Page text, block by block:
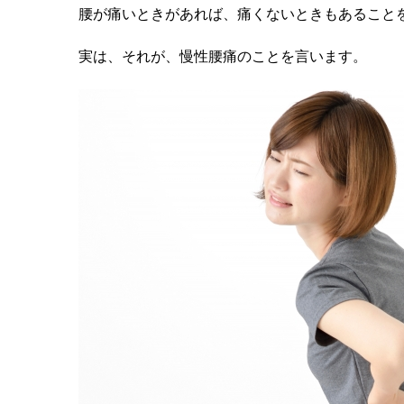
腰が痛いときがあれば、痛くないときもあること
実は、それが、慢性腰痛のことを言います。